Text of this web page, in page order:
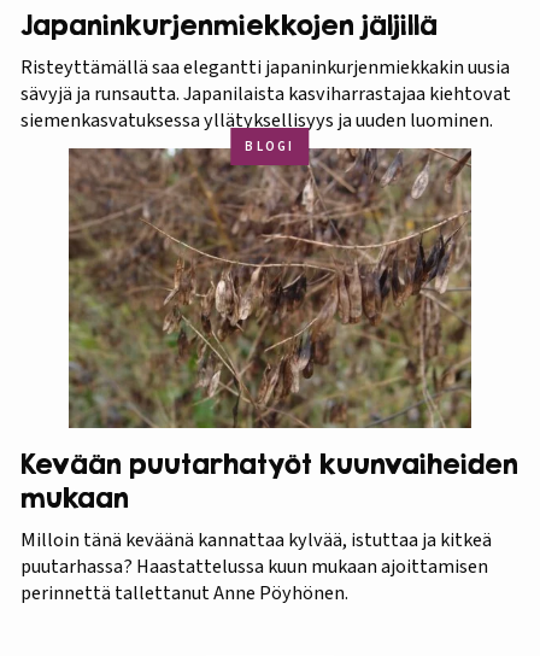
Japaninkurjenmiekkojen jäljillä
Risteyttämällä saa elegantti japaninkurjenmiekkakin uusia
sävyjä ja runsautta. Japanilaista kasviharrastajaa kiehtovat
siemenkasvatuksessa yllätyksellisyys ja uuden luominen.
BLOGI
Kevään puutarhatyöt kuunvaiheiden
mukaan
Milloin tänä keväänä kannattaa kylvää, istuttaa ja kitkeä
puutarhassa? Haastattelussa kuun mukaan ajoittamisen
perinnettä tallettanut Anne Pöyhönen.